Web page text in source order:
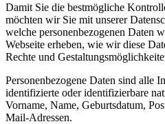
Damit Sie die bestmögliche
möchten wir Sie mit unserer
welche personenbezogenen Daten
Webseite erheben, wie wir diese
Rechte und
Personenbezogene Daten sind alle
identifizierte oder identifizierbare
Vorname, Name, Geburtsdatum,
Mail-Adressen.